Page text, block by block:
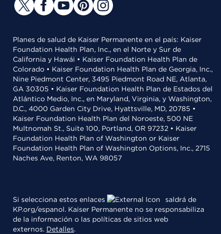
Planes de salud de Kaiser Permanente en el país: Kaiser
Foundation Health Plan, Inc., en el Norte y Sur de
California y Hawái • Kaiser Foundation Health Plan de
Colorado • Kaiser Foundation Health Plan de Georgia, Inc.,
Nine Piedmont Center, 3495 Piedmont Road NE, Atlanta,
GA 30305 • Kaiser Foundation Health Plan de Estados del
Atlántico Medio, Inc., en Maryland, Virginia, y Washington,
D.C., 4000 Garden City Drive, Hyattsville, MD, 20785 •
Kaiser Foundation Health Plan del Noroeste, 500 NE
Multnomah St., Suite 100, Portland, OR 97232 • Kaiser
Foundation Health Plan of Washington or Kaiser
Foundation Health Plan of Washington Options, Inc., 2715
Naches Ave, Renton, WA 98057
Si selecciona estos enlaces
saldrá de
KP.org/espanol. Kaiser Permanente no se responsabiliza
de la información o las políticas de sitios web
externos. Detalles.